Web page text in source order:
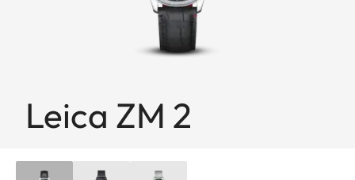
Leica ZM 2